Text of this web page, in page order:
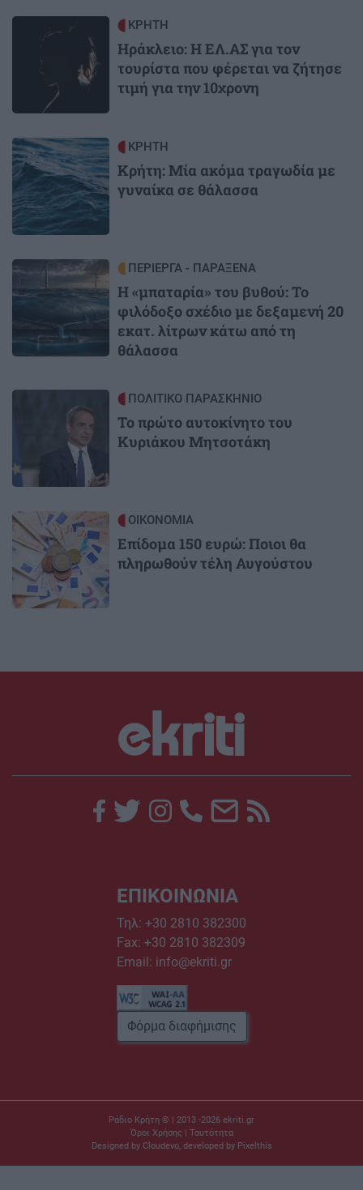
ΚΡΗΤΗ
Ηράκλειο: Η ΕΛ.ΑΣ για τον
τουρίστα που φέρεται να ζήτησε
τιμή για την 10χρονη
Image ΚΡΗΤΗ
Κρήτη: Μία ακόμα τραγωδία με
γυναίκα σε θάλασσα
Image ΠΕΡΙΕΡΓΑ - ΠΑΡΑΞΕΝΑ
Η «μπαταρία» του βυθού: Το
φιλόδοξο σχέδιο με δεξαμενή 20
εκατ. λίτρων κάτω από τη
θάλασσα
ΠΟΛΙΤΙΚΟ ΠΑΡΑΣΚΗΝΙΟ
Το πρώτο αυτοκίνητο του
Κυριάκου Μητσοτάκη
Image ΟΙΚΟΝΟΜΙΑ
Επίδομα 150 ευρώ: Ποιοι θα
πληρωθούν τέλη Αυγούστου
ΕΠΙΚΟΙΝΩΝΙΑ
Τηλ: +30 2810 382300
Fax: +30 2810 382309
Email: info@ekriti.gr
Φόρμα διαφήμισης
Ράδιο Κρήτη © | 2013 -2026 ekriti.gr
Όροι Χρήσης
Ταυτότητα
Designed by Cloudevo, developed by Pixelthis